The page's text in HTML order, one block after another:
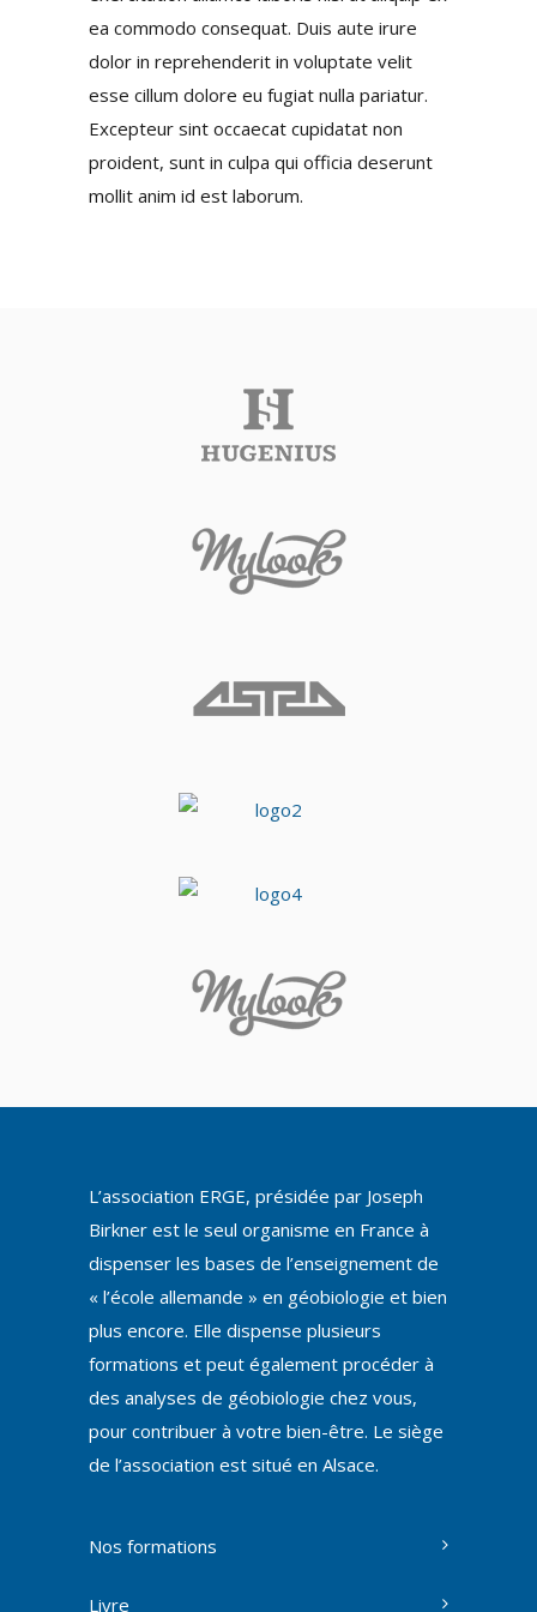
ea commodo consequat. Duis aute irure
dolor in reprehenderit in voluptate velit
esse cillum dolore eu fugiat nulla pariatur.
Excepteur sint occaecat cupidatat non
proident, sunt in culpa qui officia deserunt
mollit anim id est laborum.
L’association ERGE, présidée par Joseph
Birkner est le seul organisme en France à
dispenser les bases de l’enseignement de
« l’école allemande » en géobiologie et bien
plus encore. Elle dispense plusieurs
formations et peut également procéder à
des analyses de géobiologie chez vous,
pour contribuer à votre bien-être. Le siège
de l’association est situé en Alsace.
Nos formations
Livre